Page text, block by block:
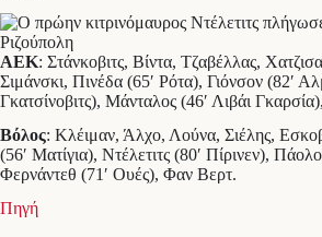
ΑΕΚ: Στάνκοβιτς, Βίντα, Τζαβέλλας,
Σιμάνσκι, Πινέδα (65′ Ρότα), Γιόνσον (82′
Γκατσίνοβιτς), Μάνταλος (46′ Λιβάι
Βόλος: Κλέιμαν, Άλχο, Λούνα, Σιέλης,
(56′ Ματίγια), Ντέλετιτς (80′ Πίρινεν),
Φερνάντεθ (71′ Ουές), Φαν Βερτ.
Πηγή